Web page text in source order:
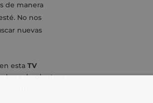
de manera
No nos
nuevas
estaTV
hora de plantear